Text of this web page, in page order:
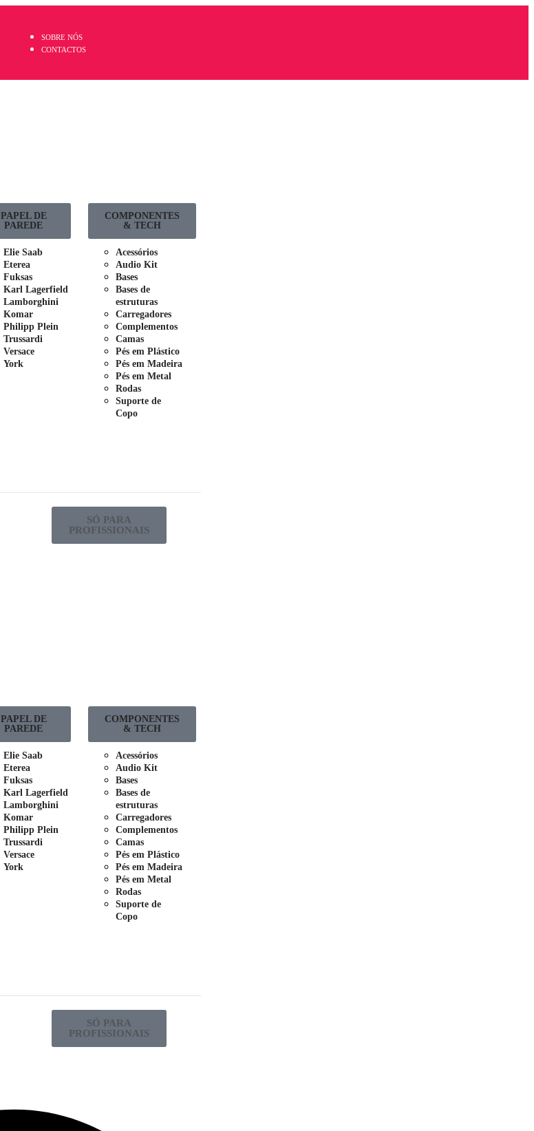
SOBRE NÓS
CONTACTOS
PAPEL DE
PAREDE
Elie Saab
Eterea
Fuksas
Karl Lagerfield
Lamborghini
Komar
Philipp Plein
Trussardi
Versace
York
COMPONENTES
& TECH
Acessórios
Audio Kit
Bases
Bases de
estruturas
Carregadores
Complementos
Camas
Pés em Plástico
Pés em Madeira
Pés em Metal
Rodas
Suporte de
Copo
SÓ PARA
PROFISSIONAIS
PAPEL DE
PAREDE
Elie Saab
Eterea
Fuksas
Karl Lagerfield
Lamborghini
Komar
Philipp Plein
Trussardi
Versace
York
COMPONENTES
& TECH
Acessórios
Audio Kit
Bases
Bases de
estruturas
Carregadores
Complementos
Camas
Pés em Plástico
Pés em Madeira
Pés em Metal
Rodas
Suporte de
Copo
SÓ PARA
PROFISSIONAIS